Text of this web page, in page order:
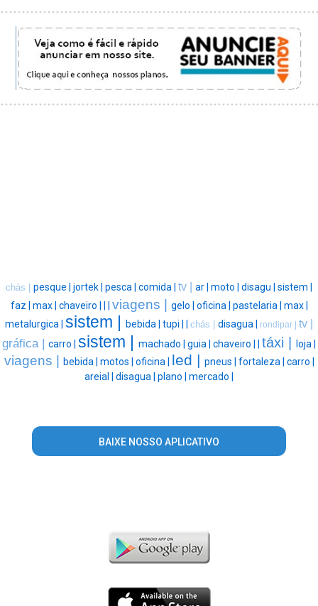
chás | pesque | jortek | pesca | comida | tv | ar | moto | disagu | sistem |
faz | max | chaveiro | | | viagens | gelo | oficina | pastelaria | max |
metalurgica | sistem | bebida | tupi | | chás | disagua | rondipar | tv |
gráfica | carro | sistem | machado | guia | chaveiro | | táxi | loja |
viagens | bebida | motos | oficina | led | pneus | fortaleza | carro |
areial | disagua | plano | mercado |
BAIXE NOSSO APLICATIVO